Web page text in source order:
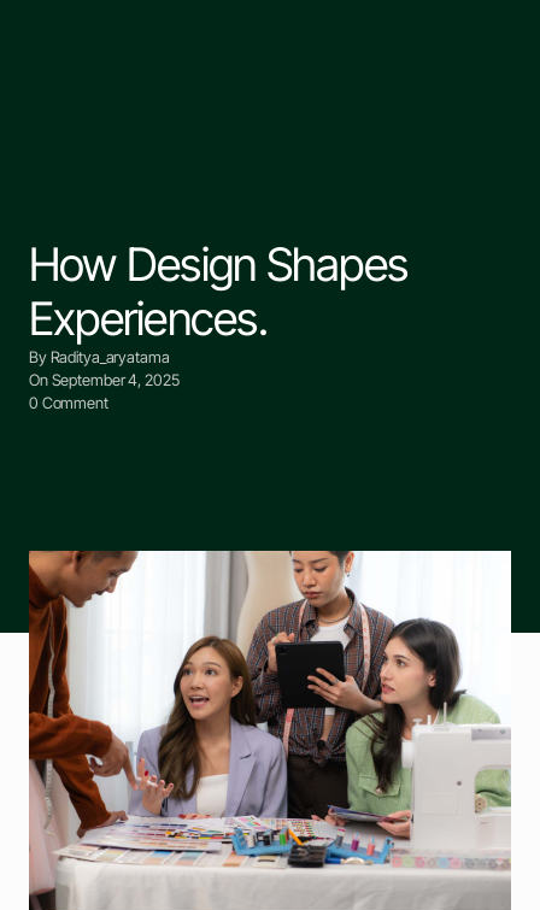
How Design Shapes
Experiences.
By Raditya_aryatama
On September 4, 2025
0 Comment